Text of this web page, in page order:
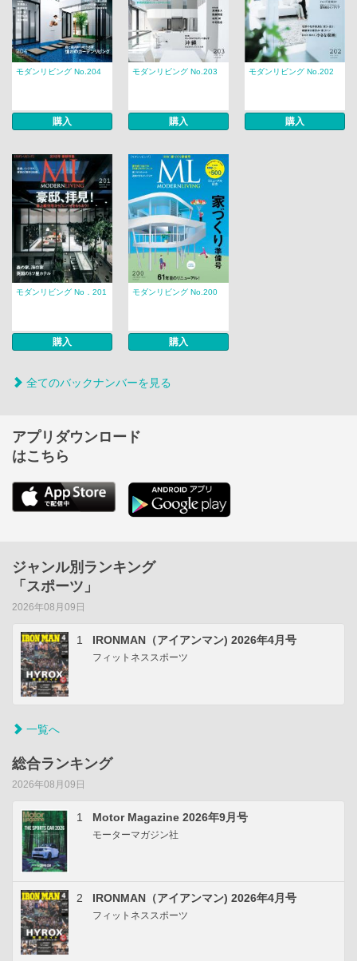
モダンリビング No.204
購入
モダンリビング No.203
購入
モダンリビング No.202
購入
モダンリビング No．201
購入
モダンリビング No.200
購入
全てのバックナンバーを見る
アプリダウンロード
はこちら
ジャンル別ランキング
「スポーツ」
2026年08月09日
1 IRONMAN（アイアンマン) 2026年4月号
フィットネススポーツ
一覧へ
総合ランキング
2026年08月09日
1 Motor Magazine 2026年9月号
モーターマガジン社
2 IRONMAN（アイアンマン) 2026年4月号
フィットネススポーツ